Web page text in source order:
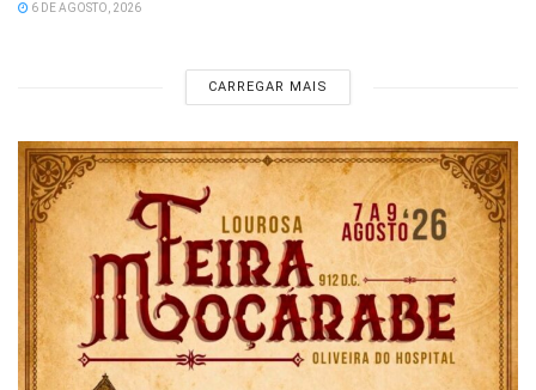
6 DE AGOSTO, 2026
CARREGAR MAIS